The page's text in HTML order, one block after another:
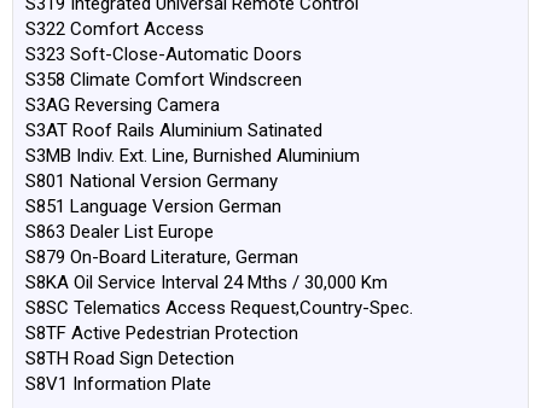
S322 Comfort Access
S323 Soft-Close-Automatic Doors
S358 Climate Comfort Windscreen
S3AG Reversing Camera
S3AT Roof Rails Aluminium Satinated
S3MB Indiv. Ext. Line, Burnished Aluminium
S801 National Version Germany
S851 Language Version German
S863 Dealer List Europe
S879 On-Board Literature, German
S8KA Oil Service Interval 24 Mths / 30,000 Km
S8SC Telematics Access Request,Country-Spec.
S8TF Active Pedestrian Protection
S8TH Road Sign Detection
S8V1 Information Plate